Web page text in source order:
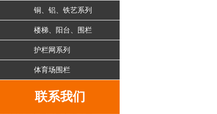
铜、铝、铁艺系列
楼梯、阳台、围栏
护栏网系列
体育场围栏
联系我们